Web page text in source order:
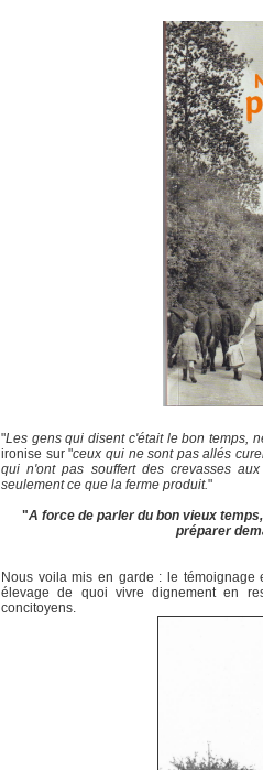
"Les gens qui disent c'était le bon temps,
ironise sur "ceux qui ne sont pas allés
qui n'ont pas souffert des crevasses
seulement ce que la ferme produit."
"A force de parler du bon vieux
préparer
Nous voila mis en garde : le
élevage de quoi vivre dignement en
concitoyens.